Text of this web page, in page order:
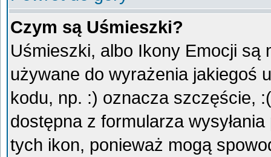
Czym są Uśmieszki?
Uśmieszki, albo Ikony Emocji są
używane do wyrażenia jakiegoś
kodu, np. :) oznacza szczęście,
dostępna z formularza
tych ikon, ponieważ mogą